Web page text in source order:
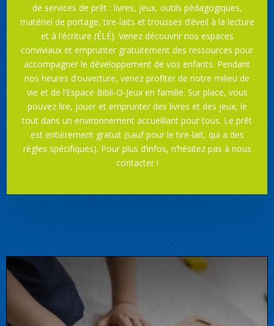
de services de prêt : livres, jeux, outils pédagogiques,
matériel de portage, tire-laits et trousses d’éveil à la lecture
et à l’écriture (ÉLÉ). Venez découvrir nos espaces
conviviaux et emprunter gratuitement des ressources pour
accompagner le développement de vos enfants. Pendant
nos heures d’ouverture, venez profiter de notre milieu de
vie et de l’Espace Bibli-O-Jeux en famille. Sur place, vous
pouvez lire, jouer et emprunter des livres et des jeux, le
tout dans un environnement accueillant pour tous. Le prêt
est entièrement gratuit (sauf pour le tire-lait, qui a des
règles spécifiques). Pour plus d’infos, n’hésitez pas à nous
contacter !